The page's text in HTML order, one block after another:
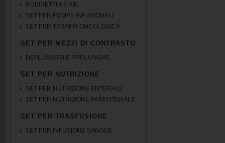
RUBINETTI A 3 VIE
SET PER POMPE INFUSIONALI
SET PER TERAPIA ONCOLOGICA
SET PER MEZZI DI CONTRASTO
DEFLUSSORI E PROLUNGHE
SET PER NUTRIZIONE
SET PER NUTRIZIONE ENTERALE
SET PER NUTRIZIONE PARENTERALE
SET PER TRASFUSIONE
SET PER INFUSIONE SANGUE